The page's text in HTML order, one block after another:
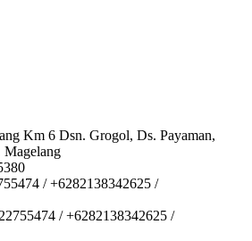
Km 6 Dsn. Grogol, Ds. Payaman,
Magelang
/ +6282138342625 /
/ +6282138342625 /